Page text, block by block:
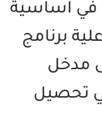
في اساسية
برنامج
مدخل
في تحصيل